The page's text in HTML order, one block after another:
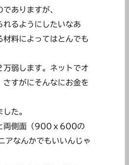
ありますが、
れるようにしたいなあ
料によってはとんでも
弱します。ネットでオ
すがにそんなにお金を
た。
両側面（900ｘ600の
アなんかでもいいんじゃ